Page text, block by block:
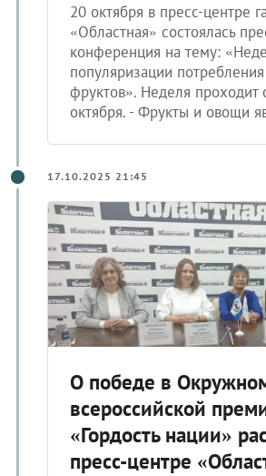
20 октября в пресс-центре
«Областная» состоялась
конференция на тему:
популяризации
фруктов». Неделя проходит
октября. - Фрукты и овощи
17.10.2025 21:45
О победе в
всероссийской
«Гордость нации»
пресс-центре